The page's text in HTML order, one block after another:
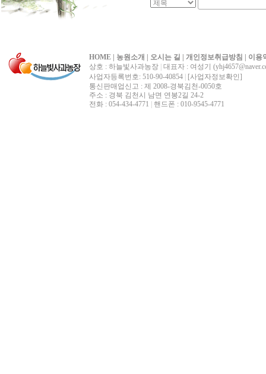
HOME 농원소개 오시는 길 개인정보취급방침
이용
상호 : 하늘빛사과농장 대표자 : 여성기
사업자등록번호: 510-90-40854
[사업자정보확인]
통신판매업신고 : 제 2008-경북김천-0050호
주소 : 경북 김천시 남면 연봉2길 24-2
전화 : 054-434-4771
핸드폰 : 010-9545-4771